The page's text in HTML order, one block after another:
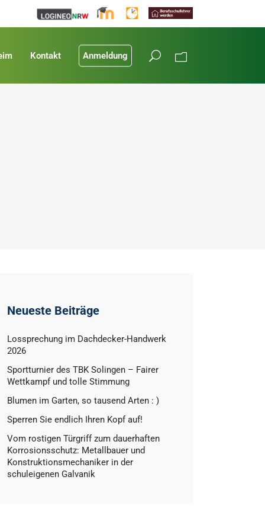
Kontakt Anmeldung
Neueste Beiträge
Lossprechung im Dachdecker-Handwerk
2026
Sportturnier des TBK Solingen – Fairer
Wettkampf und tolle Stimmung
Blumen im Garten, so tausend Arten : )
Sperren Sie endlich Ihren Kopf auf!
Vom rostigen Türgriff zum dauerhaften
Korrosionsschutz: Metallbauer und
Konstruktionsmechaniker in der
schuleigenen Galvanik